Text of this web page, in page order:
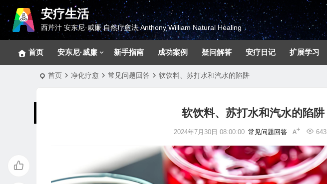
安疗生活
西芹汁 安东尼·威廉 自然疗愈法 Anthony William Natural Healing
首页 安东尼·威廉 新手指南 成功案例 疑问解答 安疗日记 扩展学习
首页 净化疗愈 常见问题回答 软饮料、苏打水和汽水的陷阱
软饮料、苏打水和汽水的陷阱
2024年7月30日 08:00:00 常见问题回答 643